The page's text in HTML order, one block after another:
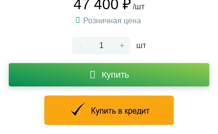
47 400 ₽ /шт
Розничная цена
- + шт
Купить